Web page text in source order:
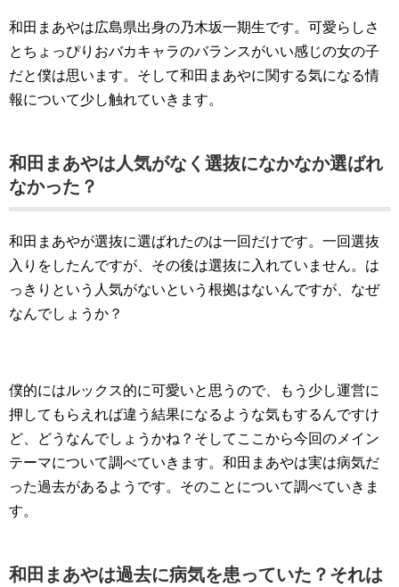
和田まあやは広島県出身の乃木坂一期生です。可愛らしさ
とちょっぴりおバカキャラのバランスがいい感じの女の子
だと僕は思います。そして和田まあやに関する気になる情
報について少し触れていきます。
和田まあやは人気がなく選抜になかなか選ばれ
なかった？
和田まあやが選抜に選ばれたのは一回だけです。一回選抜
入りをしたんですが、その後は選抜に入れていません。は
っきりという人気がないという根拠はないんですが、なぜ
なんでしょうか？
僕的にはルックス的に可愛いと思うので、もう少し運営に
押してもらえれば違う結果になるような気もするんですけ
ど、どうなんでしょうかね？そしてここから今回のメイン
テーマについて調べていきます。和田まあやは実は病気だ
った過去があるようです。そのことについて調べていきま
す。
和田まあやは過去に病気を患っていた？それは